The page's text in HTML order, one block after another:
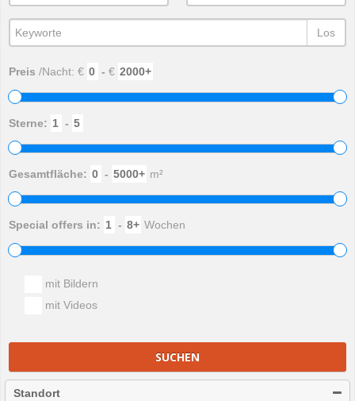
Los
Preis /Nacht: € - €
Sterne: -
Gesamtfläche: - m²
Special offers in: - Wochen
mit Bildern
mit Videos
SUCHEN
Standort